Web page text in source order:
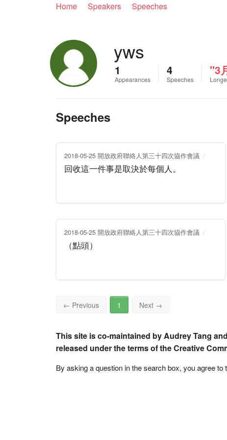
Home Speakers Speeches
yws
1
Appearances
4
Speeches
"3
Speeches
2018-05-25 開放政府聯絡人第三十四次協作會議
回收這一件事是取決於每個人。
2018-05-25 開放政府聯絡人第三十四次協作會議
（點頭）
← Previous 1 Next →
This site is co-maintained by Audrey Tang
released under the terms of the Creative
By asking a question in the search box, you agree to